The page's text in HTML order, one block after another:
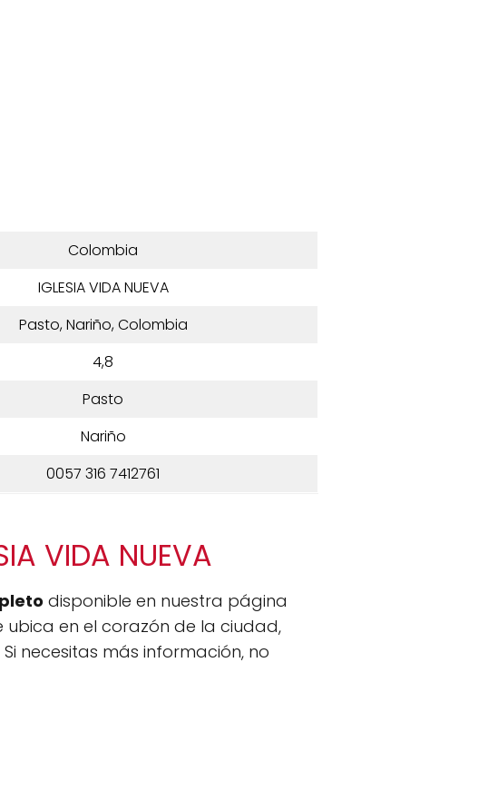
Colombia
IGLESIA VIDA NUEVA
Pasto, Nariño, Colombia
4,8
Pasto
Nariño
0057 316 7412761
VIDA NUEVA
disponible en nuestra página
en el corazón de la ciudad,
necesitas más información, no